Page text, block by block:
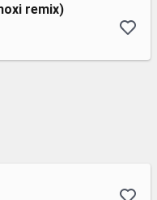
remix)